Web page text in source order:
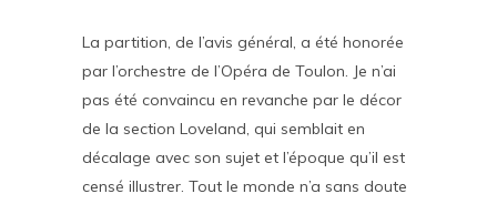
La partition, de l’avis général, a été honorée
par l’orchestre de l’Opéra de Toulon. Je n’ai
pas été convaincu en revanche par le décor
de la section Loveland, qui semblait en
décalage avec son sujet et l’époque qu’il est
censé illustrer. Tout le monde n’a sans doute